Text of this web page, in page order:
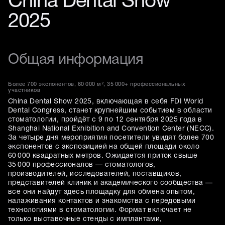
2025
Общая информация
Более 700 экспонентов, 60 000 м², 35 000+ профессиональных
участников
China Dental Show 2025, включающая в себя FDI World
Dental Congress, станет крупнейшим событием в области
стоматологии, пройдёт с 9 по 12 сентября 2025 года в
Shanghai National Exhibition and Convention Center (NECC).
За четыре дня мероприятия посетители увидят более 700
экспонентов с экспозицией на общей площади около
60 000 квадратных метров. Ожидается приток свыше
35 000 профессионалов — стоматологов,
производителей, исследователей, поставщиков,
представителей клиник и академического сообщества —
все они найдут здесь площадку для обмена опытом,
налаживания контактов и знакомства с передовыми
технологиями в стоматологии. Формат включает не
только выставочные стенды с имплантами,